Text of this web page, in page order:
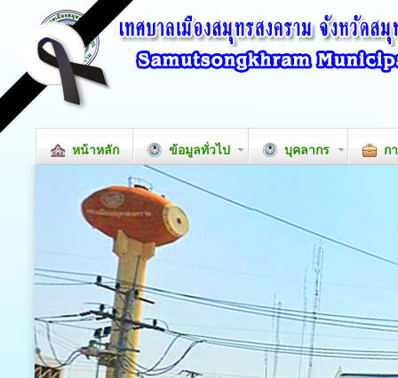
หน้าหลัก ข้อมูลทั่วไป บุคลากร ก